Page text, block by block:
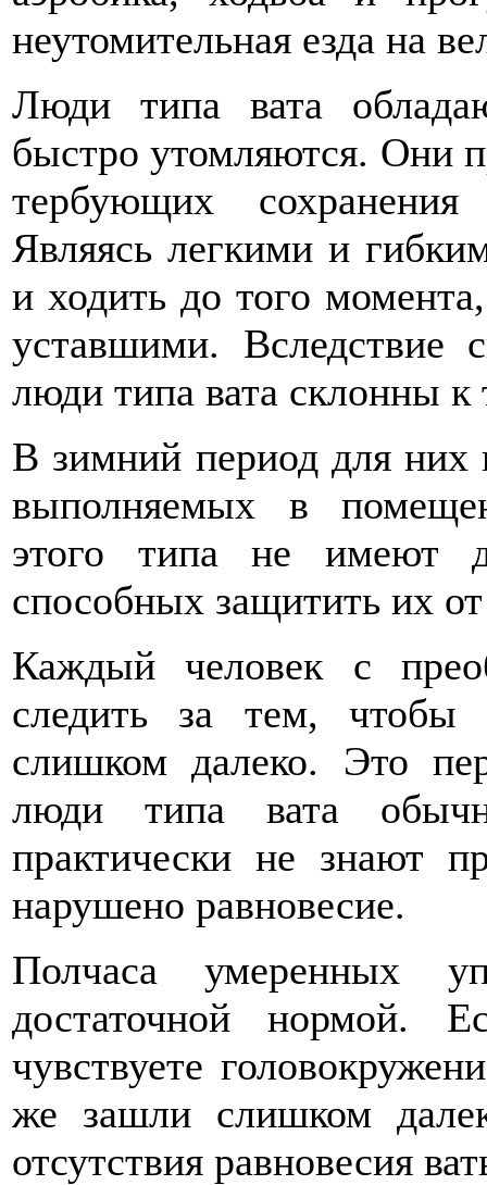
неутомительная езда на
Люди типа вата
быстро утомляются. Они
тербующих
Являясь легкими и
и ходить до того
уставшими. Вследствие
люди типа вата склонны к
В зимний период для них
выполняемых в
этого типа не имеют
способных защитить их
Каждый человек с
следить за тем, чтобы
слишком далеко. Это
люди типа вата
практически не знают
нарушено равновесие.
Полчаса умеренных
достаточной нормой.
чувствуете
же зашли слишком
отсутствия равновесия